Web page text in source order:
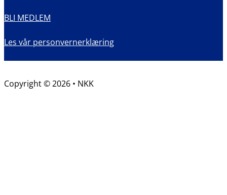
BLI MEDLEM
Les vår personvernerklæring
Copyright © 2026 • NKK